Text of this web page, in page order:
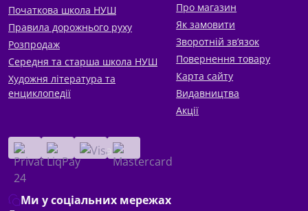
Початкова школа НУШ
Правила дорожнього руху
Розпродаж
Середня та старша школа НУШ
Художня література та
енциклопедії
Про магазин
Як замовити
Зворотній зв’язок
Повернення товару
Карта сайту
Видавництва
Акції
Ми у соціальних мережах